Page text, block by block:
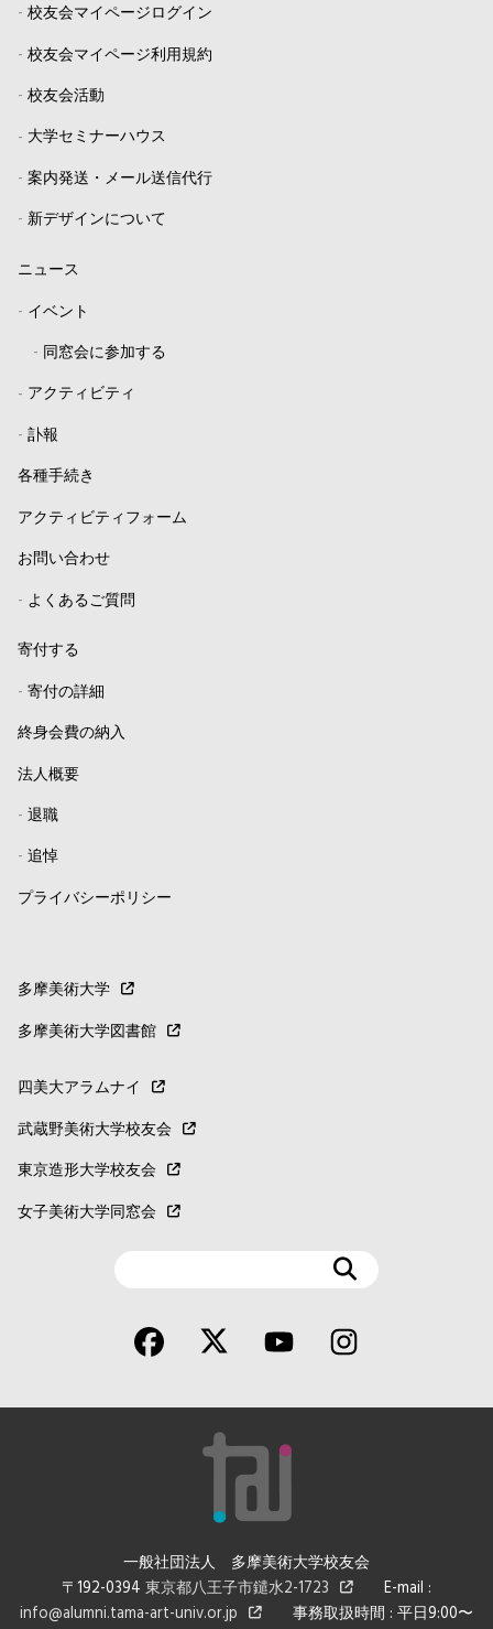
- 校友会マイページログイン
- 校友会マイページ利用規約
- 校友会活動
- 大学セミナーハウス
- 案内発送・メール送信代行
- 新デザインについて
ニュース
- イベント
- 同窓会に参加する
- アクティビティ
- 訃報
各種手続き
アクティビティフォーム
お問い合わせ
- よくあるご質問
寄付する
- 寄付の詳細
終身会費の納入
法人概要
- 退職
- 追悼
プライバシーポリシー
多摩美術大学
多摩美術大学図書館
四美大アラムナイ
武蔵野美術大学校友会
東京造形大学校友会
女子美術大学同窓会
一般社団法人 多摩美術大学校友会
〒192-0394 東京都八王子市鑓水2-1723
E-mail :
info@alumni.tama-art-univ.or.jp
事務取扱時間 : 平日9:00〜